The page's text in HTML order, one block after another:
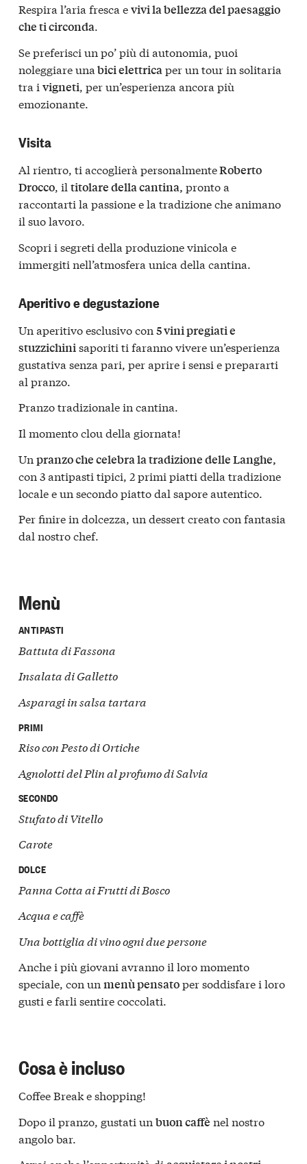
Respira l’aria fresca evivi la bellezza del paesaggio
che ti circonda.
Se preferisci un po’ più di autonomia, puoi
noleggiare una bici elettricaper un tour in solitaria
tra i vigneti, per un’esperienza ancora più
emozionante.
Visita
Al rientro, ti accoglierà personalmenteRoberto
Drocco, il titolare della cantina, pronto a
raccontarti la passione e la tradizione che animano
il suo lavoro.
Scopri i segreti della produzione vinicola e
immergiti nell’atmosfera unica della cantina.
Aperitivo e degustazione
Un aperitivo esclusivo con 5 vini pregiati e
stuzzichinisaporiti ti faranno vivere un’esperienza
gustativa senza pari, per aprire i sensi e prepararti
al pranzo.
Pranzo tradizionale in cantina.
Il momento clou della giornata!
Un pranzo che celebra la tradizione delle Langhe,
con 3 antipasti tipici, 2 primi piatti della tradizione
locale e un secondo piatto dal sapore autentico.
Per finire in dolcezza, un dessert creato con fantasia
dal nostro chef.
Menù
ANTIPASTI
Battuta di Fassona
Insalata di Galletto
Asparagi in salsa tartara
PRIMI
Riso con Pesto di Ortiche
Agnolotti del Plin al profumo di Salvia
SECONDO
Stufato di Vitello
Carote
DOLCE
Panna Cotta ai Frutti di Bosco
Acqua e caffè
Una bottiglia di vino ogni due persone
Anche i più giovani avranno il loro momento
speciale, con un menù pensatoper soddisfare i loro
gusti e farli sentire coccolati.
Cosa è incluso
Coffee Break e shopping!
Dopo il pranzo, gustati un buon caffè nel nostro
angolo bar.